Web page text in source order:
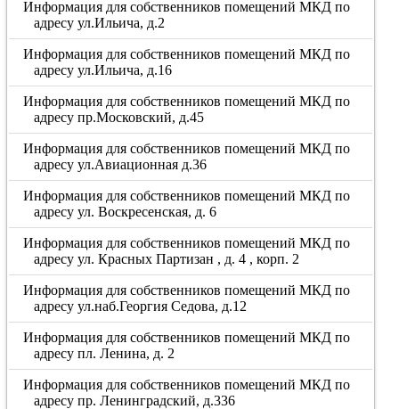
Информация для собственников помещений МКД по
адресу ул.Ильича, д.2
Информация для собственников помещений МКД по
адресу ул.Ильича, д.16
Информация для собственников помещений МКД по
адресу пр.Московский, д.45
Информация для собственников помещений МКД по
адресу ул.Авиационная д.36
Информация для собственников помещений МКД по
адресу ул. Воскресенская, д. 6
Информация для собственников помещений МКД по
адресу ул. Красных Партизан , д. 4 , корп. 2
Информация для собственников помещений МКД по
адресу ул.наб.Георгия Седова, д.12
Информация для собственников помещений МКД по
адресу пл. Ленина, д. 2
Информация для собственников помещений МКД по
адресу пр. Ленинградский, д.336